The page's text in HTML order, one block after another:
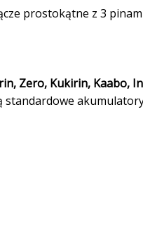
prostokątne z 3
Zero, Kukirin, Kaabo,